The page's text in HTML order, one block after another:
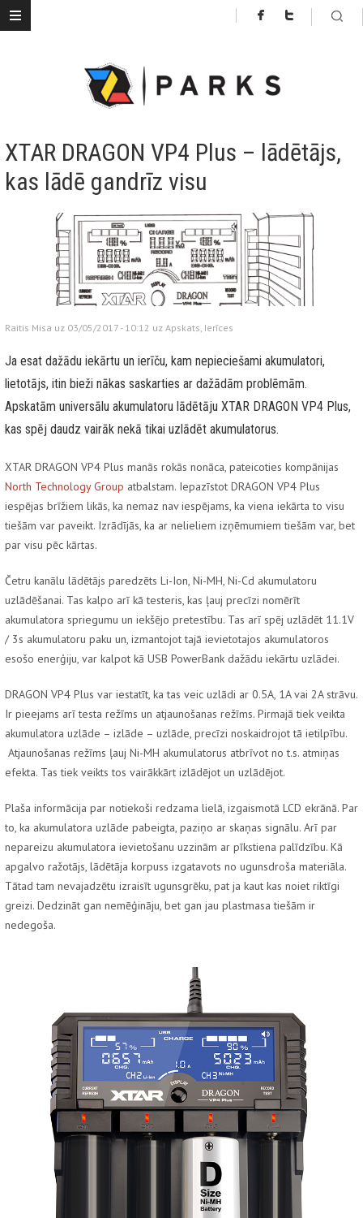
XTAR DRAGON VP4 Plus – lādētājs,
kas lādē gandrīz visu
Raitis Misa uz 03/05/2017 - 10:12 uz Apskats Ierīces
Ja esat dažādu iekārtu un ierīču, kam nepieciešami akumulatori,
lietotājs, itin bieži nākas saskarties ar dažādām problēmām.
Apskatām universālu akumulatoru lādētāju XTAR DRAGON VP4 Plus,
kas spēj daudz vairāk nekā tikai uzlādēt akumulatorus.
XTAR DRAGON VP4 Plus manās rokās nonāca, pateicoties kompānijas
North Technology Group atbalstam. Iepazīstot DRAGON VP4 Plus
iespējas brīžiem likās, ka nemaz nav iespējams, ka viena iekārta to visu
tiešām var paveikt. Izrādījās, ka ar nelieliem izņēmumiem tiešām var, bet
par visu pēc kārtas.
Četru kanālu lādētājs paredzēts Li-Ion, Ni-MH, Ni-Cd akumulatoru
uzlādēšanai. Tas kalpo arī kā testeris, kas ļauj precīzi nomērīt
akumulatora spriegumu un iekšējo pretestību. Tas arī spēj uzlādēt 11.1V
/ 3s akumulatoru paku un, izmantojot tajā ievietotajos akumulatoros
esošo enerģiju, var kalpot kā USB PowerBank dažādu iekārtu uzlādei.
DRAGON VP4 Plus var iestatīt, ka tas veic uzlādi ar 0.5A, 1A vai 2A strāvu.
Ir pieejams arī testa režīms un atjaunošanas režīms. Pirmajā tiek veikta
akumulatora uzlāde – izlāde – uzlāde, precīzi noskaidrojot tā ietilpību.
Atjaunošanas režīms ļauj Ni-MH akumulatorus atbrīvot no t.s. atmiņas
efekta. Tas tiek veikts tos vairākkārt izlādējot un uzlādējot.
Plaša informācija par notiekoši redzama lielā, izgaismotā LCD ekrānā. Par
to, ka akumulatora uzlāde pabeigta, paziņo ar skaņas signālu. Arī par
nepareizu akumulatora ievietošanu uzzinām ar pīkstiena palīdzību. Kā
apgalvo ražotājs, lādētāja korpuss izgatavots no ugunsdroša materiāla.
Tātad tam nevajadzētu izraisīt ugunsgrēku, pat ja kaut kas noiet riktīgi
greizi. Dedzināt gan nemēģināju, bet gan jau plastmasa tiešām ir
nedegoša.